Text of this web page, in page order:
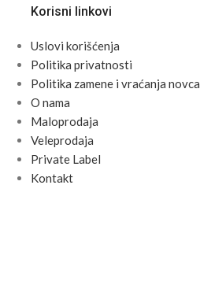
Korisni linkovi
Uslovi korišćenja
Politika privatnosti
Politika zamene i vraćanja novca
O nama
Maloprodaja
Veleprodaja
Private Label
Kontakt